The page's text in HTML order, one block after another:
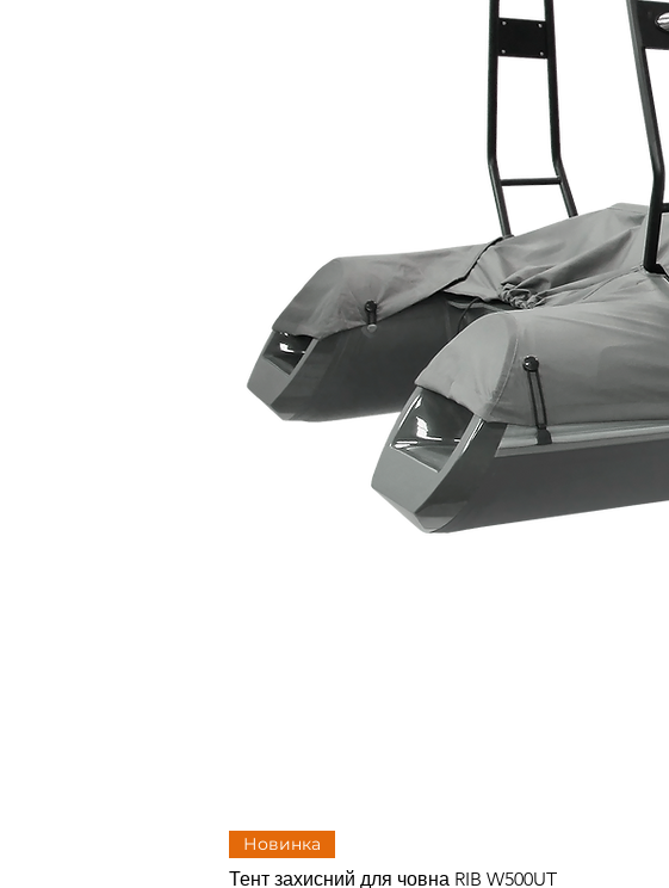
Новинка
Тент захисний для човна RIB W500UT